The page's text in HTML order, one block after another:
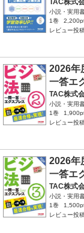
TAC株式
小説・実用
1巻
レビュー投
2026年
一答エ
TAC株式
小説・実用
1巻
レビュー投
2026年
一答エ
TAC株式
小説・実用
1巻
レビュー投